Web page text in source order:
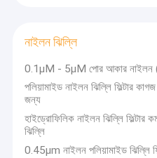
নাইলন ঝিল্লি
0.1μM - 5μM পোর আকার নাইলন
পলিয়ামাইড নাইলন ঝিল্লি ফিল্টার
জন্য
হাইড্রোফিলিক নাইলন ঝিল্লি ফিল্টার
ঝিল্লি
0.45μm নাইলন পলিয়ামাইড ঝিল্লি